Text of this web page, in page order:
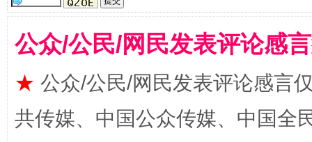
阿坝州三大球赛在茂县开幕 规模
公众/公民/网民发表评论感
★ 公众/公民/网民发表评论感言
共传媒、中国公众传媒、中国全